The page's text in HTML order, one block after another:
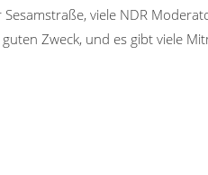
viele NDR
Zweck, und es gibt viele